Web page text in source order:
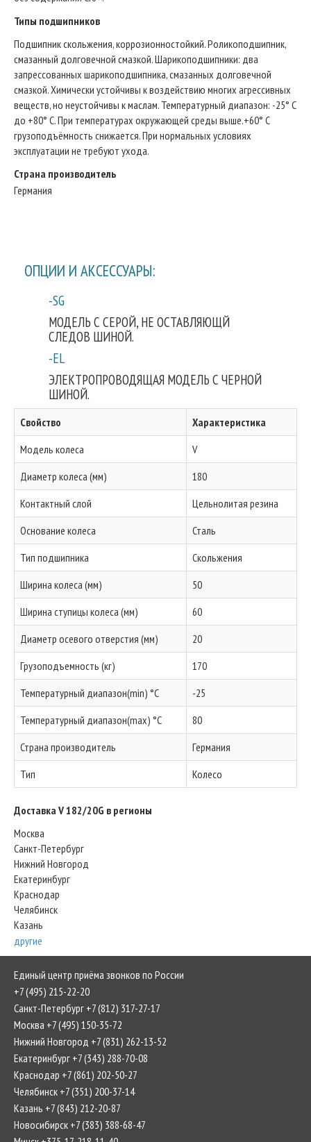
Типы подшипников
Подшипник скольжения, коррозионностойкий. Роликоподшипник,
смазанный долговечной смазкой. Шарикоподшипники: два
запрессованных шарикоподшипника, смазанных долговечной
смазкой. Химически устойчивы к воздействию многих агрессивных
веществ, но неустойчивы к маслам. Температурный диапазон: -25° C
до +80° C. При температурах окружающей среды выше.+60° C
грузоподъёмность снижается. При нормальных условиях
эксплуатации не требуют ухода.
Страна производитель
Германия
ОПЦИИ И АКСЕССУАРЫ:
-SG
МОДЕЛЬ С СЕРОЙ, НЕ ОСТАВЛЯЮЩЙ
СЛЕДОВ ШИНОЙ.
-EL
ЭЛЕКТРОПРОВОДЯЩАЯ МОДЕЛЬ С ЧЕРНОЙ
ШИНОЙ.
Свойство
Характеристика
Модель колеса
V
Диаметр колеса (мм)
180
Контактный слой
Цельнолитая резина
Основание колеса
Сталь
Тип подшипника
Скольжения
Ширина колеса (мм)
50
Ширина ступицы колеса (мм)
60
Диаметр осевого отверстия (мм)
20
Грузоподъемность (кг)
170
Температурный диапазон(min) °C
-25
Температурный диапазон(max) °C
80
Страна производитель
Германия
Тип
Колесо
Доставка V 182/20G в регионы
Москва
Санкт-Петербург
Нижний Новгород
Екатеринбург
Краснодар
Челябинск
Казань
другие
Единый центр приёма звонков по России
+7 (495) 215-22-20
Санкт-Петербург +7 (812) 317-27-17
Москва +7 (495) 150-35-72
Нижний Новгород +7 (831) 262-13-52
Екатеринбург +7 (343) 288-70-08
Краснодар +7 (861) 202-50-27
Челябинск +7 (351) 200-37-14
Казань +7 (843) 212-20-87
Новосибирск +7 (383) 388-68-47